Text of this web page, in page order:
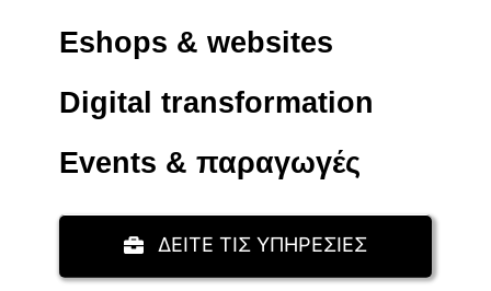
Eshops & websites
Digital transformation
Events & παραγωγές
ΔΕΙΤΕ ΤΙΣ ΥΠΗΡΕΣΙΕΣ